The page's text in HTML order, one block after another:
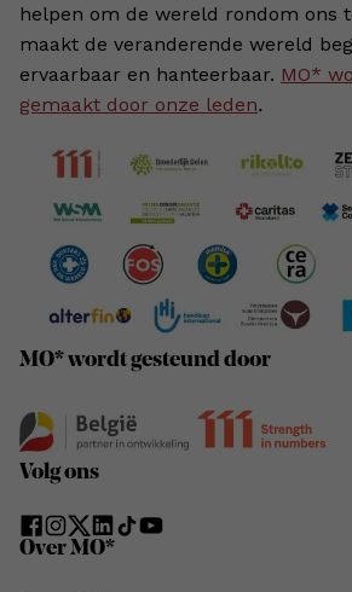
helpen om de wereld rondom ons
maakt de veranderende wereld
ervaarbaar en hanteerbaar. MO*
gemaakt door onze leden.
MO* wordt gesteund door
Volg ons
Over MO*